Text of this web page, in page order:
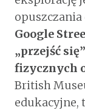
opuszczania
Google
„przejść
fizycznych
British
edukacyjne,